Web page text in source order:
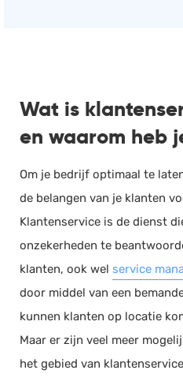
Wat is
en waarom heb
Om je bedrijf optimaal te
de belangen van je klanten
Klantenservice is de dienst
onzekerheden te
klanten, ook wel service
door middel van een
kunnen klanten op locatie
Maar er zijn veel meer
het gebied van